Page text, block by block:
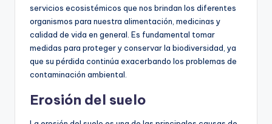
servicios ecosistémicos que nos brindan los diferentes
organismos para nuestra alimentación, medicinas y
calidad de vida en general. Es fundamental tomar
medidas para proteger y conservar la biodiversidad, ya
que su pérdida continúa exacerbando los problemas de
contaminación ambiental.
Erosión del suelo